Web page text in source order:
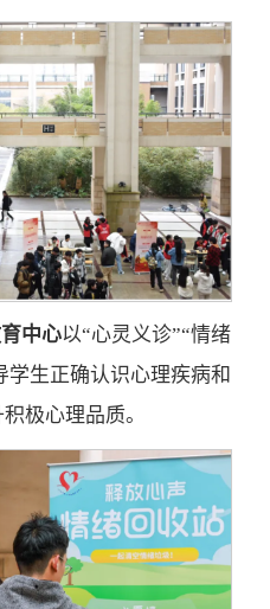
中心以“心灵义诊”“情绪
学生正确认识心理疾病和
极心理品质。